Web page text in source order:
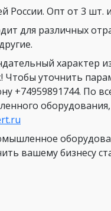
России. Опт от 3 шт.
для различных
характер
Чтобы уточнить
+74959891744. По
вашему бизнесу